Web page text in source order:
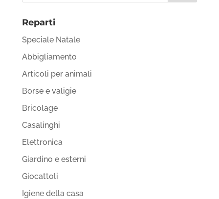
Reparti
Speciale Natale
Abbigliamento
Articoli per animali
Borse e valigie
Bricolage
Casalinghi
Elettronica
Giardino e esterni
Giocattoli
Igiene della casa